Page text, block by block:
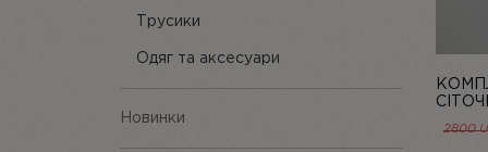
Трусики
Одяг та аксесуари
Новинки
2800